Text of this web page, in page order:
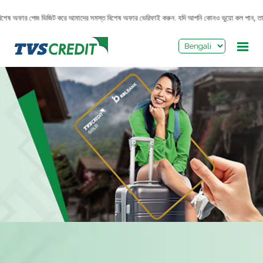
পেজ ভিজিট করে আমাদের সমস্ত বিশেষ অফার ভেরিফাই করুন. যদি আপনি কোনও ভুয়ো কল পান, তাহলে